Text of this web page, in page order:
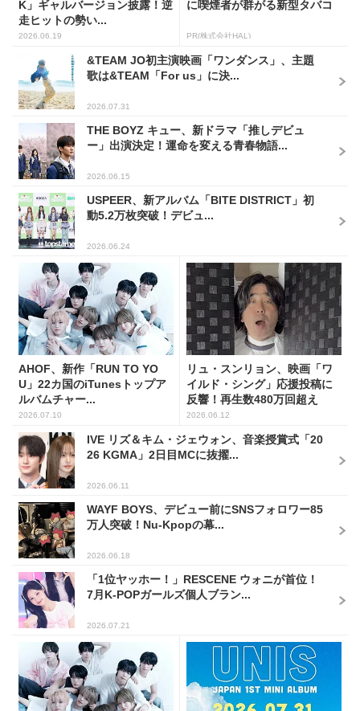
K」ギャルバージョン披露！逆
走ヒットの勢い...
2026.06.19
に喫煙者が群がる新型タバコ
PR(株式会社HAL)
&TEAM JO初主演映画「ワンダンス」、主題
歌は&TEAM「For us」に決...
2026.07.31
THE BOYZ キュー、新ドラマ「推しデビュ
ー」出演決定！運命を変える青春物語...
2026.06.15
USPEER、新アルバム「BITE DISTRICT」初
動5.2万枚突破！デビュ...
2026.06.24
AHOF、新作「RUN TO YO
U」22カ国のiTunesトップア
ルバムチャー...
2026.07.10
リュ・スンリョン、映画「ワ
イルド・シング」応援投稿に
反響！再生数480万回超え
2026.06.12
IVE リズ＆キム・ジェウォン、音楽授賞式「20
26 KGMA」2日目MCに抜擢...
2026.06.11
WAYF BOYS、デビュー前にSNSフォロワー85
万人突破！Nu-Kpopの幕...
2026.06.18
「1位ヤッホー！」RESCENE ウォニが首位！
7月K-POPガールズ個人ブラン...
2026.07.21